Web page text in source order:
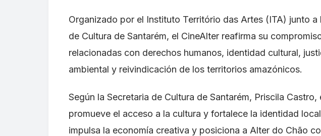
Organizado por el Instituto Território das Artes (ITA) junto a
de Cultura de Santarém, el CineAlter reafirma su
relacionadas con derechos humanos, identidad cultural,
ambiental y reivindicación de los territorios amazónicos.
Según la Secretaria de Cultura de Santarém, Priscila
promueve el acceso a la cultura y fortalece la identidad
impulsa la economía creativa y posiciona a Alter do Chão